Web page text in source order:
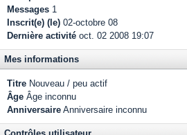
Messages 1
Inscrit(e) (le) 02-octobre 08
Dernière activité oct. 02 2008 19:07
Mes informations
Titre Nouveau / peu actif
Âge Âge inconnu
Anniversaire Anniversaire inconnu